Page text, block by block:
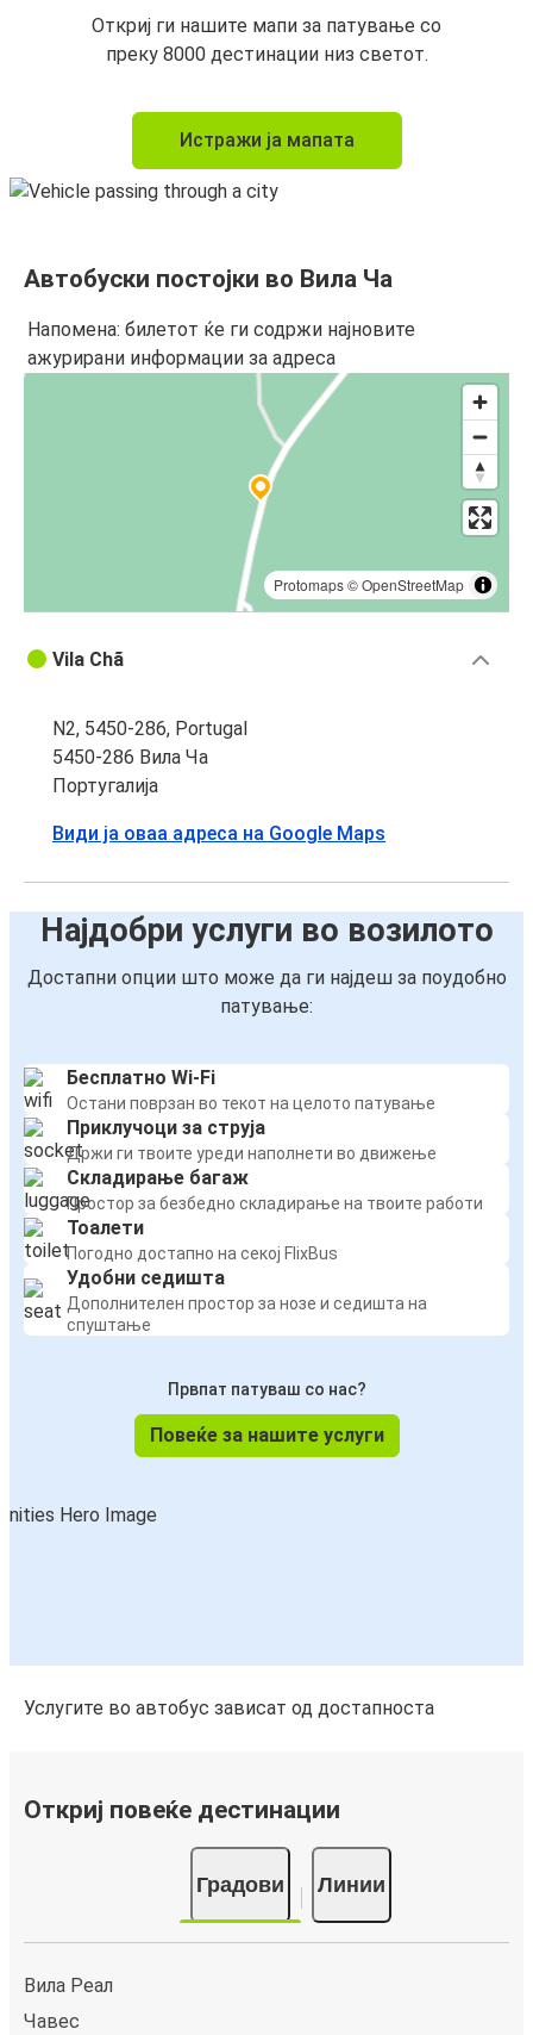
Откриј ги нашите мапи за патување со
преку 8000 дестинации низ светот.
Истражи ја мапата
Автобуски постојки во Вила Ча
Напомена: билетот ќе ги содржи најновите
ажурирани информации за адреса
Protomaps©OpenStreetMap
Vila Chã
N2, 5450-286, Portugal
5450-286 Вила Ча
Португалија
Види ја оваа адреса на Google Maps
Најдобри услуги во возилото
Достапни опции што може да ги најдеш за поудобно
патување:
Бесплатно Wi-Fi
Остани поврзан во текот на целото патување
Приклучоци за струја
Држи ги твоите уреди наполнети во движење
Складирање багаж
Простор за безбедно складирање на твоите работи
Тоалети
Погодно достапно на секој FlixBus
Удобни седишта
Дополнителен простор за нозе и седишта на
спуштање
Првпат патуваш со нас?
Повеќе за нашите услуги
Услугите во автобус зависат од достапноста
Откриј повеќе дестинации
Градови Линии
Вила Реал
Чавес